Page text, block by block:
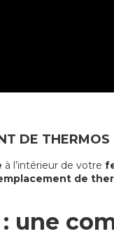
DE THERMOS
à l’intérieur de votre
de
une